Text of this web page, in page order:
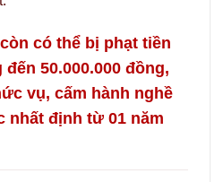
có thể bị phạt tiền
50.000.000 đồng,
vụ, cấm hành nghề
nhất định từ 01 năm